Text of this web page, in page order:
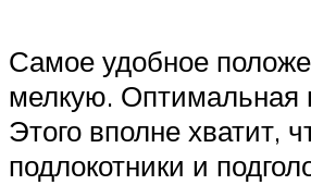
Самое удобное
мелкую. Оптимальная
Этого вполне хватит,
подлокотники и